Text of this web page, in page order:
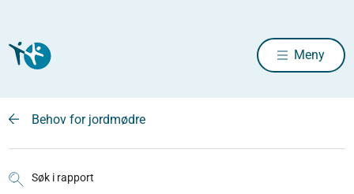
Meny
Behov for jordmødre
Søk i rapport